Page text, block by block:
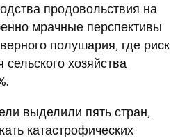
продовольствия на
мрачные перспективы
полушария, где риск
хозяйства
выделили пять стран,
катастрофических